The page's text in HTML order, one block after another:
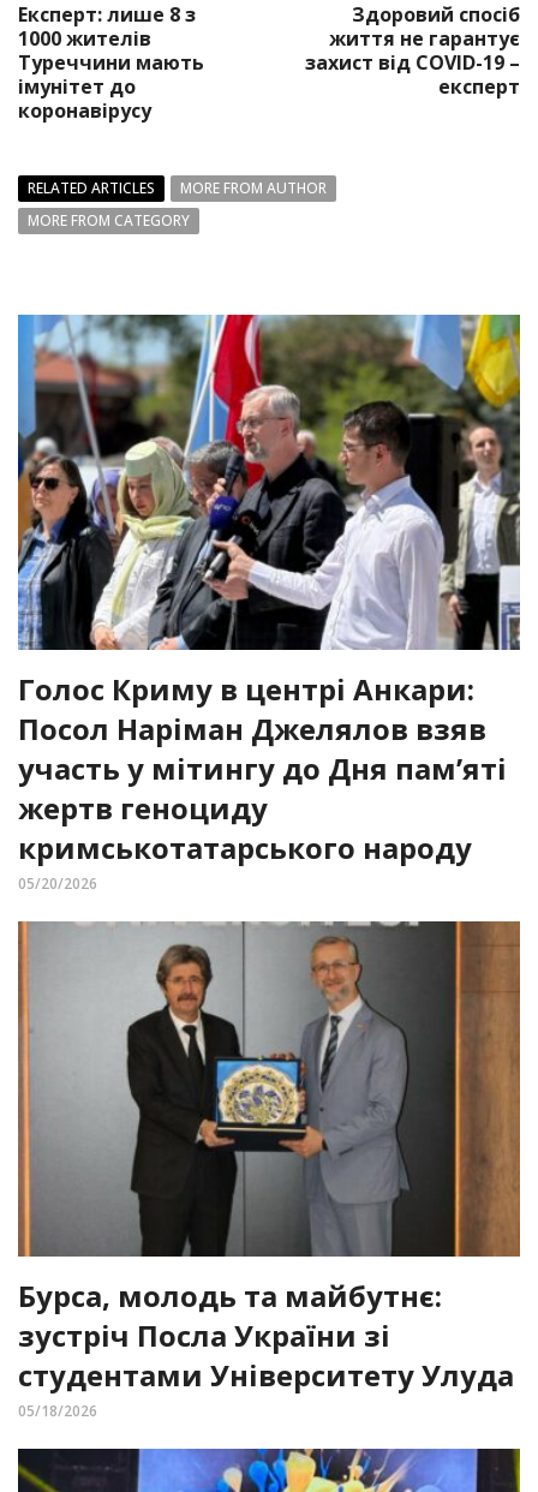
Експерт: лише 8 з
1000 жителів
Туреччини мають
імунітет до
коронавірусу
Здоровий спосіб
життя не гарантує
захист від COVID-19 –
експерт
RELATED ARTICLES
MORE FROM AUTHOR
MORE FROM CATEGORY
Голос Криму в центрі Анкари:
Посол Наріман Джелялов взяв
участь у мітингу до Дня пам’яті
жертв геноциду
кримськотатарського народу
05/20/2026
Бурса, молодь та майбутнє:
зустріч Посла України зі
студентами Університету Улуда
05/18/2026